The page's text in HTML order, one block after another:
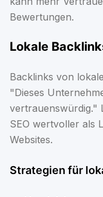
Bewertungen.
Lokale
Backlinks von
"Dieses
vertrauenswürdig."
SEO wertvoller als
Websites.
Strategien für